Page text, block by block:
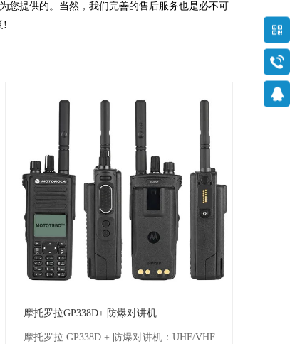
您提供的。当然，我们完善的售后服务也是必不可
!
摩托罗拉GP338D+ 防爆对讲机
摩托罗拉 GP338D + 防爆对讲机：UHF/VHF